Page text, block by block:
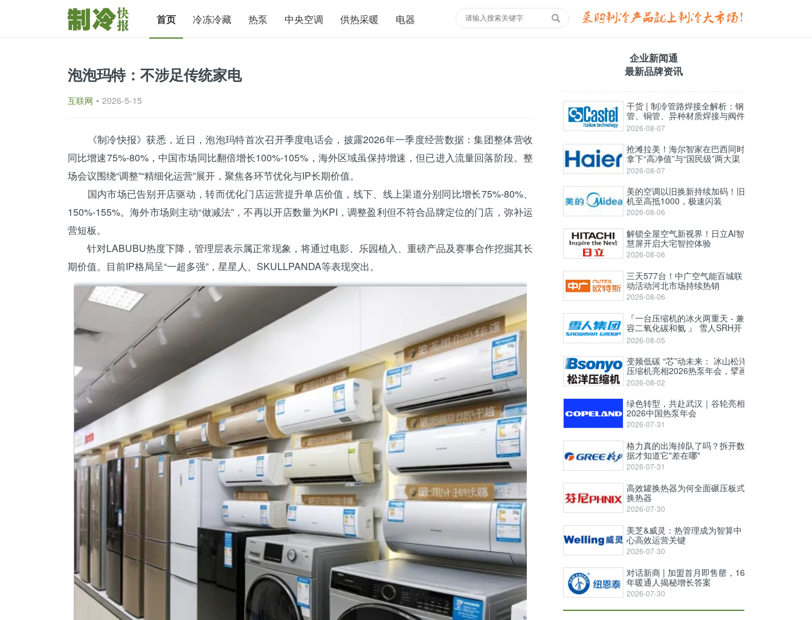
首页 冷冻冷藏 热泵 中央空调 供热采暖 电器
泡泡玛特：不涉足传统家电
互联网 • 2026-5-15
《制冷快报》获悉，近日，泡泡玛特首次召开季度电话会，披露2026年一季度经营数据：集团整体营收
同比增速75%-80%，中国市场同比翻倍增长100%-105%，海外区域虽保持增速，但已进入流量回落阶段。整
场会议围绕“调整”“精细化运营”展开，聚焦各环节优化与IP长期价值。
国内市场已告别开店驱动，转而优化门店运营提升单店价值，线下、线上渠道分别同比增长75%-80%、
150%-155%。海外市场则主动“做减法”，不再以开店数量为KPI，调整盈利但不符合品牌定位的门店，弥补运
营短板。
针对LABUBU热度下降，管理层表示属正常现象，将通过电影、乐园植入、重磅产品及赛事合作挖掘其长
期价值。目前IP格局呈“一超多强”， 星星人、SKULLPANDA等表现突出。
企业新闻通
最新品牌资讯
干货 | 制冷管路焊接全解析：钢
管、铜管、异种材质焊接与阀件
选择攻略
2026-08-07
抢滩拉美！海尔智家在巴西同时
拿下“高净值”与“国民级”两大渠
道
2026-08-07
美的空调以旧换新持续加码！旧
机至高抵1000，极速闪装
2026-08-06
解锁全屋空气新视界！日立AI智
慧屏开启大宅智控体验
2026-08-06
三天577台！中广空气能百城联
动活动河北市场持续热销
2026-08-06
『一台压缩机的冰火两重天 - 兼
容二氧化碳和氨 』 雪人SRH开
启式高压螺杆压缩机
2026-08-05
变频低碳 “芯”动未来： 冰山松洋
压缩机亮相2026热泵年会，擘画
工业高温与极寒采暖新图景
2026-08-02
绿色转型，共赴武汉｜谷轮亮相
2026中国热泵年会
2026-07-31
格力真的出海掉队了吗？拆开数
据才知道它"差在哪"
2026-07-31
高效罐换热器为何全面碾压板式
换热器
2026-07-30
美芝&威灵：热管理成为智算中
心高效运营关键
2026-07-30
对话新商 | 加盟首月即售罄，16
年暖通人揭秘增长答案
2026-07-30